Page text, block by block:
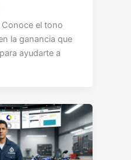
el tono
la ganancia que
ayudarte a